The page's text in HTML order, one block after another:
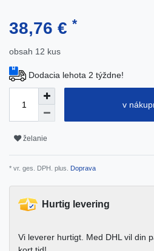
38,76 € *
obsah 12 kus
Dodacia lehota 2 týždne!
v
želanie
* vr. ges. DPH. plus. Doprava
Hurtig levering
Vi leverer hurtigt. Med DHL vil din